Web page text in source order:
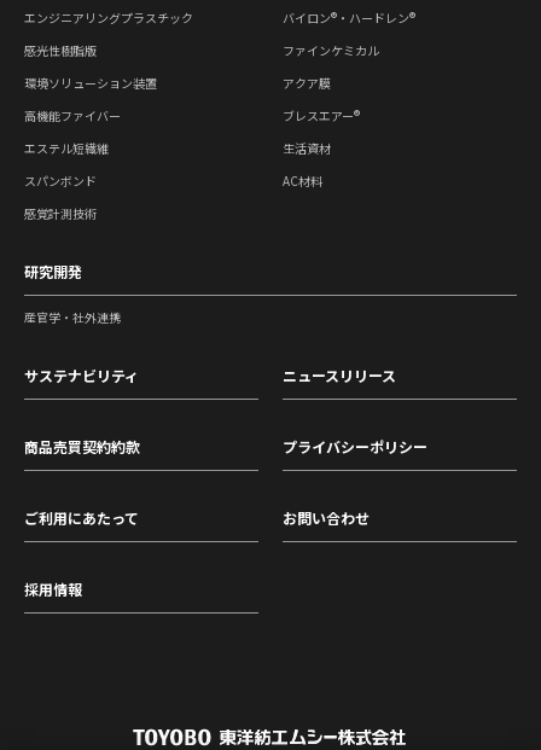
エンジニアリングプラスチック
バイロン®・ハードレン®
感光性樹脂版
ファインケミカル
環境ソリューション装置
アクア膜
高機能ファイバー
ブレスエアー®
エステル短繊維
生活資材
スパンボンド
AC材料
感覚計測技術
研究開発
産官学・社外連携
サステナビリティ ニュースリリース
商品売買契約約款 プライバシーポリシー
ご利用にあたって お問い合わせ
採用情報